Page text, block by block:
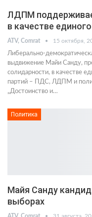
ЛДПМ
в качестве
ATV, Comrat 15 октября,
Либерально-
выдвижение Майи Санду,
солидарности, в качестве
партий – ПДС, ЛДПМ и
„Достоинство и…
Политика
Майя Санду
выборах